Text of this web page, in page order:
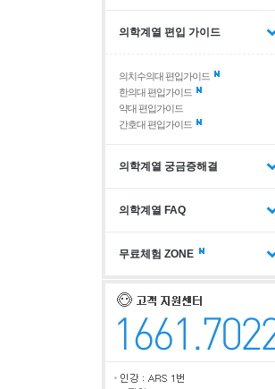
의학계열 편입 가이드
의치수의대 편입가이드
한의대 편입가이드
약대 편입가이드
간호대 편입가이드
의학계열 궁금증해결
의학계열 FAQ
무료체험 ZONE